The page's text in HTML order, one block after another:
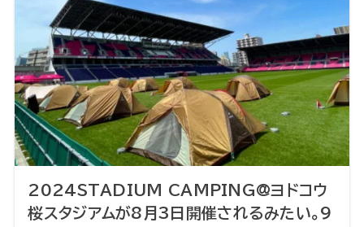
2024STADIUM CAMPING@ヨドコウ
桜スタジアムが8月3日開催されるみたい。9